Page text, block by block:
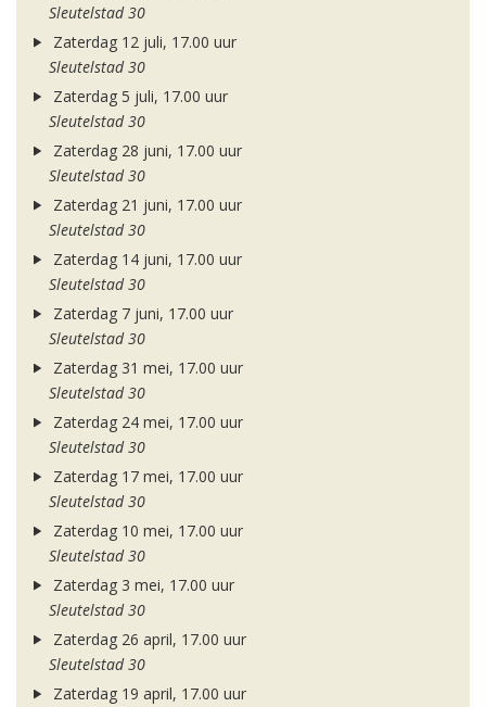
Sleutelstad 30
Zaterdag 12 juli, 17.00 uur
Sleutelstad 30
Zaterdag 5 juli, 17.00 uur
Sleutelstad 30
Zaterdag 28 juni, 17.00 uur
Sleutelstad 30
Zaterdag 21 juni, 17.00 uur
Sleutelstad 30
Zaterdag 14 juni, 17.00 uur
Sleutelstad 30
Zaterdag 7 juni, 17.00 uur
Sleutelstad 30
Zaterdag 31 mei, 17.00 uur
Sleutelstad 30
Zaterdag 24 mei, 17.00 uur
Sleutelstad 30
Zaterdag 17 mei, 17.00 uur
Sleutelstad 30
Zaterdag 10 mei, 17.00 uur
Sleutelstad 30
Zaterdag 3 mei, 17.00 uur
Sleutelstad 30
Zaterdag 26 april, 17.00 uur
Sleutelstad 30
Zaterdag 19 april, 17.00 uur